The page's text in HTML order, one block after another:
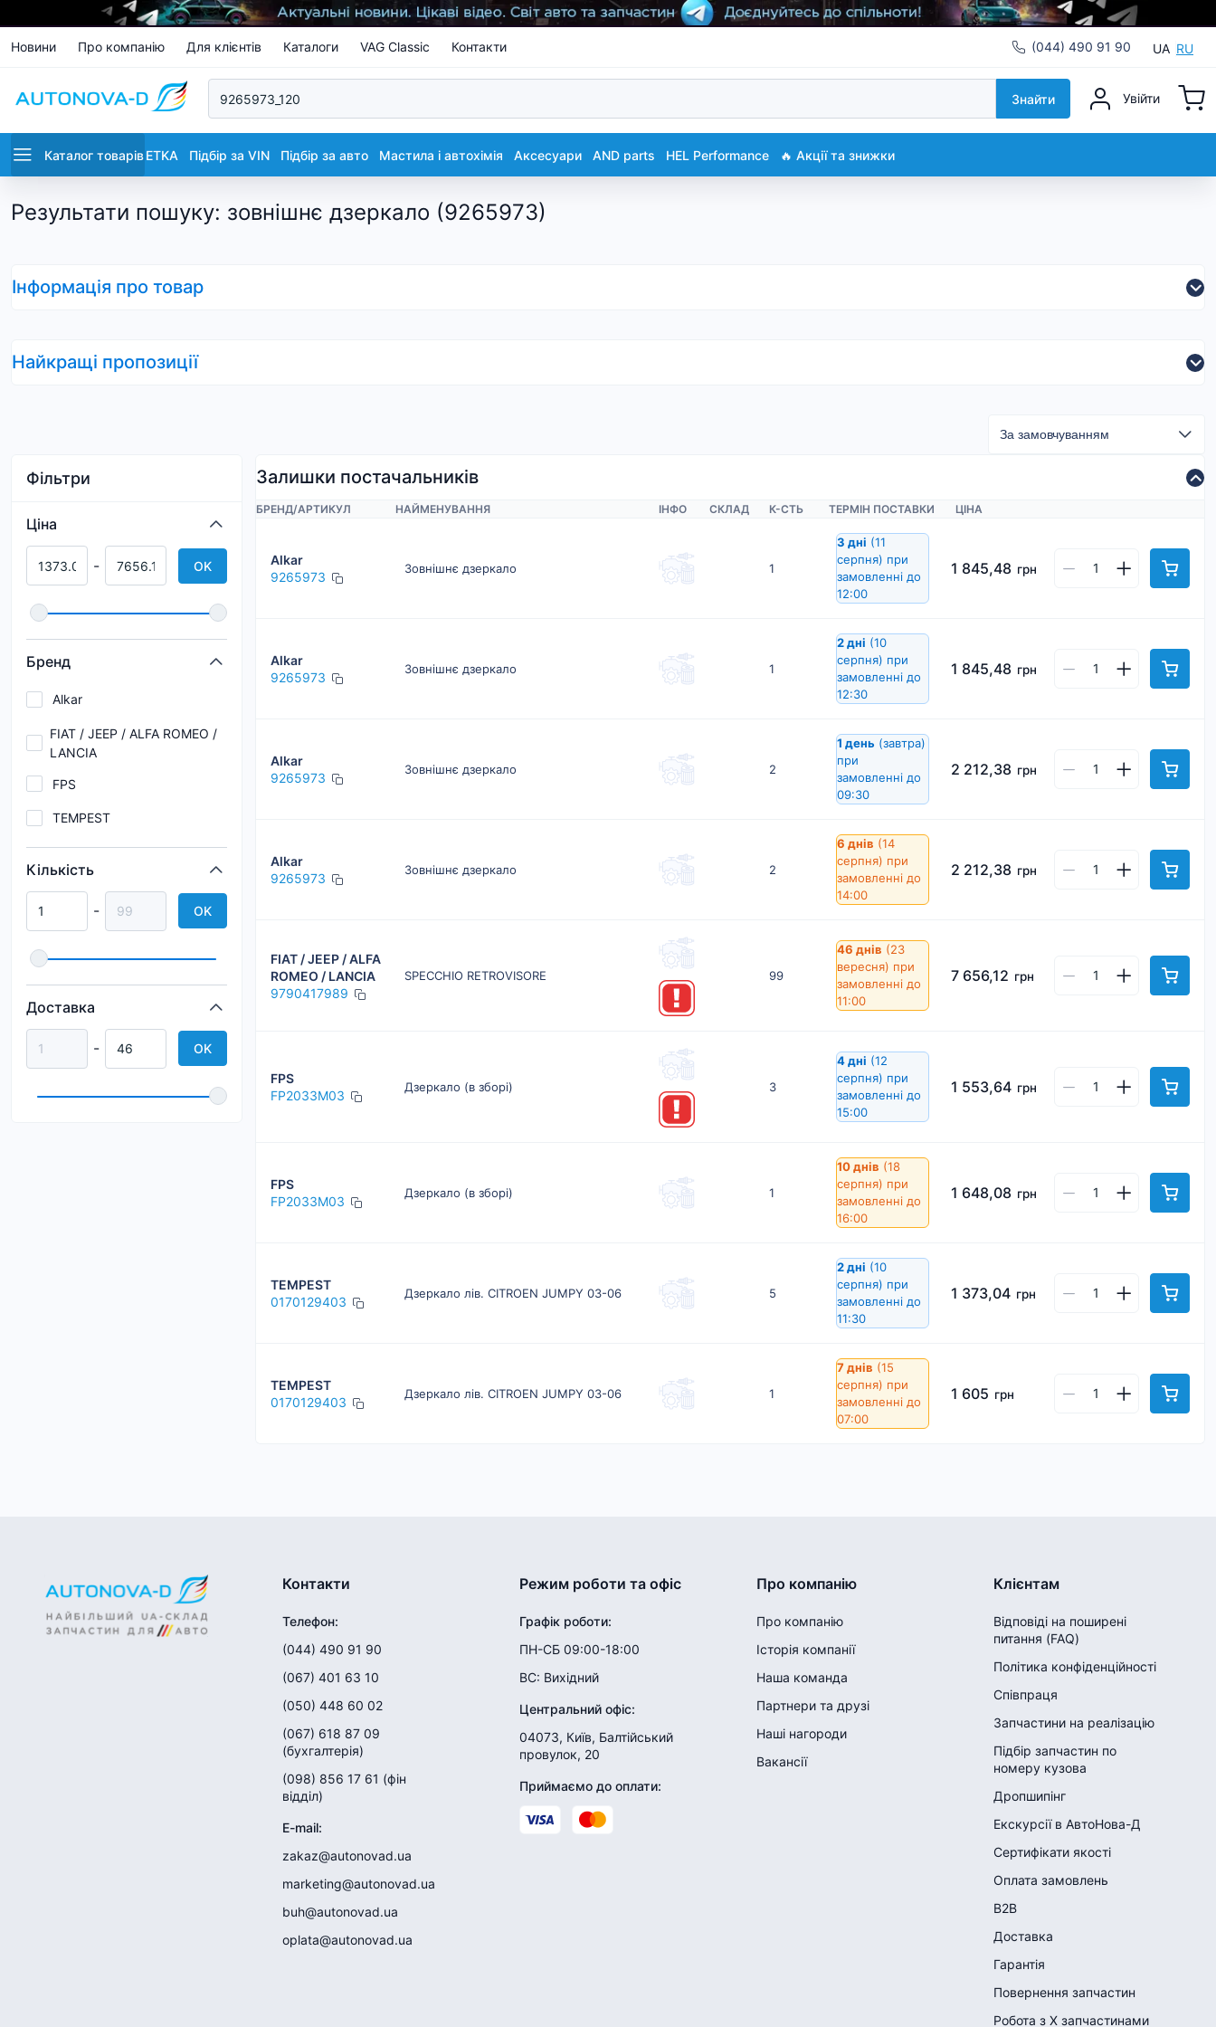
Новини Про компанію Для клієнтів Каталоги VAG Classic Контакти (044) 490 91 90 UA RU
Знайти Увійти
Каталог товарівETKA Підбір за VIN Підбір за авто Мастила і автохімія Аксесуари AND parts HEL Performance 🔥 Акції та знижки
Результати пошуку: зовнішнє дзеркало (9265973)
Інформація про товар
Найкращі пропозиції
Фільтри
Ціна
- OK
Бренд
Alkar
FIAT / JEEP / ALFA ROMEO /
LANCIA
FPS
TEMPEST
Кількість
- OK
Доставка
- OK
Залишки постачальників
БРЕНД/АРТИКУЛ НАЙМЕНУВАННЯ ІНФО СКЛАД К-CТЬ ТЕРМІН ПОСТАВКИ ЦІНА
Alkar
9265973
Зовнішнє дзеркало 1
3 дні (11
серпня) при
замовленні до
12:00
1 845,48 грн
Alkar
9265973
Зовнішнє дзеркало 1
2 дні (10
серпня) при
замовленні до
12:30
1 845,48 грн
Alkar
9265973
Зовнішнє дзеркало 2
1 день (завтра)
при
замовленні до
09:30
2 212,38 грн
Alkar
9265973
Зовнішнє дзеркало 2
6 днів (14
серпня) при
замовленні до
14:00
2 212,38 грн
FIAT / JEEP / ALFA
ROMEO / LANCIA
9790417989
SPECCHIO RETROVISORE 99
46 днів (23
вересня) при
замовленні до
11:00
7 656,12 грн
FPS
FP2033M03
Дзеркало (в зборі) 3
4 дні (12
серпня) при
замовленні до
15:00
1 553,64 грн
FPS
FP2033M03
Дзеркало (в зборі) 1
10 днів (18
серпня) при
замовленні до
16:00
1 648,08 грн
TEMPEST
0170129403
Дзеркало лів. CITROEN JUMPY 03-06 5
2 дні (10
серпня) при
замовленні до
11:30
1 373,04 грн
TEMPEST
0170129403
Дзеркало лів. CITROEN JUMPY 03-06 1
7 днів (15
серпня) при
замовленні до
07:00
1 605 грн
Контакти
Телефон:
(044) 490 91 90
(067) 401 63 10
(050) 448 60 02
(067) 618 87 09
(бухгалтерія)
(098) 856 17 61 (фін
відділ)
E-mail:
zakaz@autonovad.ua
marketing@autonovad.ua
buh@autonovad.ua
oplata@autonovad.ua
Режим роботи та офіс
Графік роботи:
ПН-СБ 09:00-18:00
ВС: Вихідний
Центральний офіс:
04073, Київ, Балтійський
провулок, 20
Приймаємо до оплати:
Про компанію
Про компанію
Історія компанії
Наша команда
Партнери та друзі
Наші нагороди
Вакансії
Клієнтам
Відповіді на поширені
питання (FAQ)
Політика конфіденційності
Співпраця
Запчастини на реалізацію
Підбір запчастин по
номеру кузова
Дропшипінг
Екскурсії в АвтоНова-Д
Сертифікати якості
Оплата замовлень
B2B
Доставка
Гарантія
Повернення запчастин
Робота з Х запчастинами